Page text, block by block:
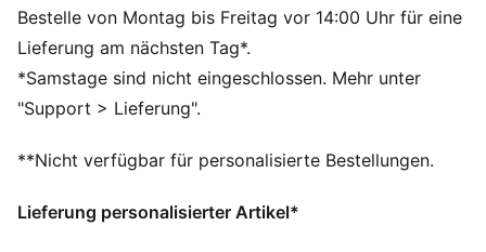
völlig neuer Look und dennoch unverkennbar PUMA.
DETAILS
Reguläre Breite
Glänzendes Obermaterial aus Satin
Elastischer Riemenverschluss
Kragen und Futter aus Textil
Gummispikes an der Laufsohle
Bestelle von Montag bis Freitag vor 14:00 Uhr für eine
Lieferung am nächsten Tag*.
*Samstage sind nicht eingeschlossen. Mehr unter
"Support > Lieferung".
**Nicht verfügbar für personalisierte Bestellungen.
Lieferung personalisierter Artikel*